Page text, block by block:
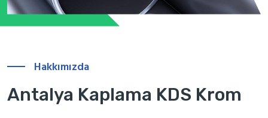
Hakkımızda
Antalya Kaplama KDS Krom